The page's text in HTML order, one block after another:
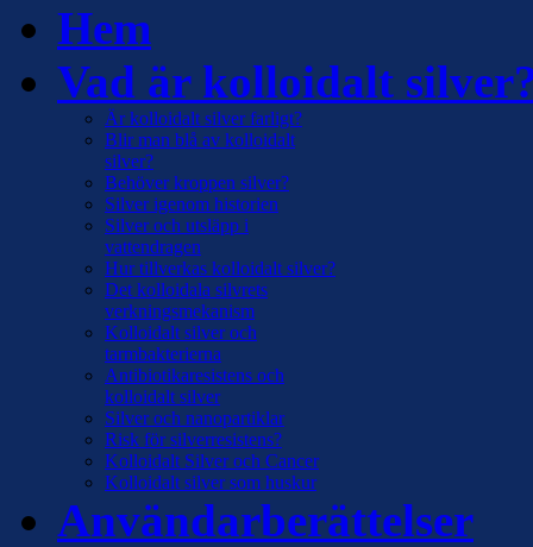
Hem
Vad är kolloidalt
Är kolloidalt silver farligt?
Blir man blå av kolloidalt
silver?
Behöver kroppen silver?
Silver igenom historien
Silver och utsläpp i
vattendragen
Hur tillverkas kolloidalt silver?
Det kolloidala silvrets
verkningsmekanism
Kolloidalt silver och
tarmbakterierna
Antibiotikaresistens och
kolloidalt silver
Silver och nanopartiklar
Risk för silverresistens?
Kolloidalt Silver och Cancer
Kolloidalt silver som huskur
Användarberättelser